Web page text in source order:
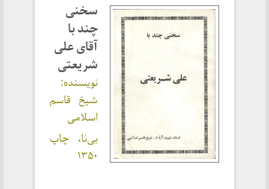
سخنی
چند با
آقای علی
شریعتی
نویسنده:
شیخ قاسم
اسلامی
بی‌نا، چاپ
۱۳۵۰